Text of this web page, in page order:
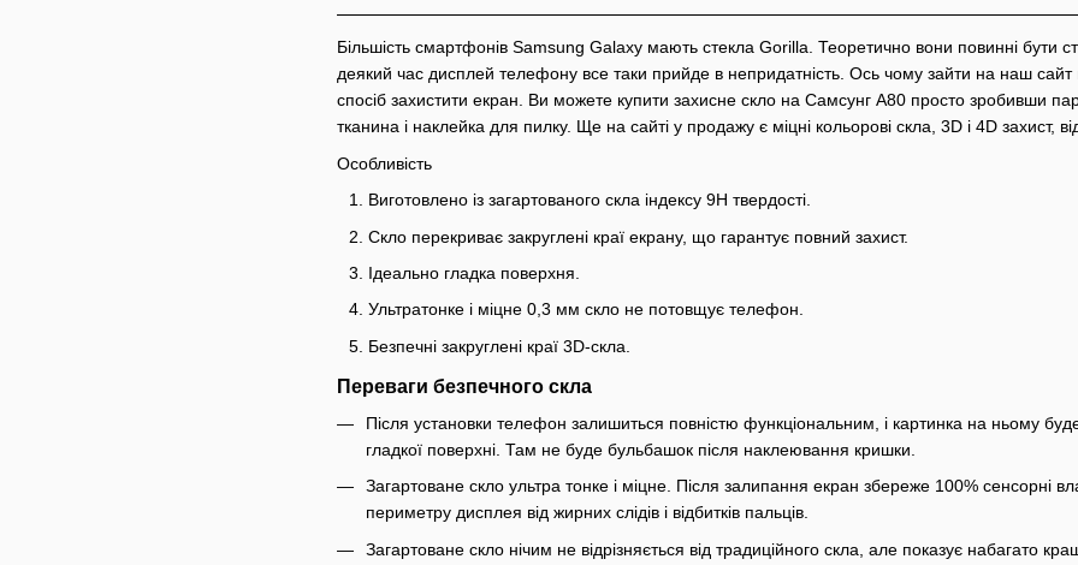
Більшість смартфонів Samsung Galaxy мають стекла Gorilla. Теоретично вони повинні бути
деякий час дисплей телефону все таки прийде в непридатність. Ось чому зайти на наш сайт
спосіб захистити екран. Ви можете купити захисне скло на Самсунг A80 просто зробивши
тканина і наклейка для пилку. Ще на сайті у продажу є міцні кольорові скла, 3D і 4D захист,
Особливість
Виготовлено із загартованого скла індексу 9Н твердості.
Скло перекриває закруглені краї екрану, що гарантує повний захист.
Ідеально гладка поверхня.
Ультратонке і міцне 0,3 мм скло не потовщує телефон.
Безпечні закруглені краї 3D-скла.
Переваги безпечного скла
Після установки телефон залишиться повністю функціональним, і картинка на ньому
гладкої поверхні. Там не буде бульбашок після наклеювання кришки.
Загартоване скло ультра тонке і міцне. Після залипання екран збереже 100% сенсорні
периметру дисплея від жирних слідів і відбитків пальців.
Загартоване скло нічим не відрізняється від традиційного скла, але показує набагато